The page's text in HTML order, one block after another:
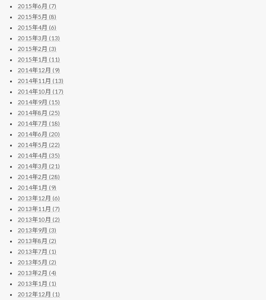
2015年6月 (7)
2015年5月 (8)
2015年4月 (6)
2015年3月 (13)
2015年2月 (3)
2015年1月 (11)
2014年12月 (9)
2014年11月 (13)
2014年10月 (17)
2014年9月 (15)
2014年8月 (25)
2014年7月 (18)
2014年6月 (20)
2014年5月 (22)
2014年4月 (35)
2014年3月 (21)
2014年2月 (28)
2014年1月 (9)
2013年12月 (6)
2013年11月 (7)
2013年10月 (2)
2013年9月 (3)
2013年8月 (2)
2013年7月 (1)
2013年5月 (2)
2013年2月 (4)
2013年1月 (1)
2012年12月 (1)